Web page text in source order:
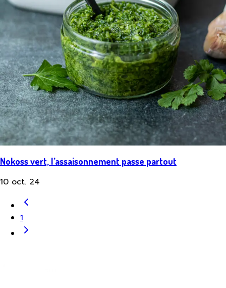
Nokoss vert, l’assaisonnement passe partout
10 oct. 24
1